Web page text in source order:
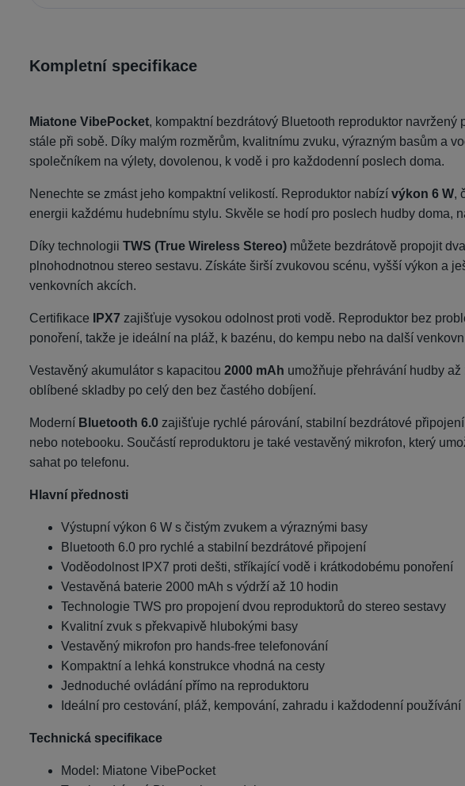
Kompletní specifikace
Miatone VibePocket, kompaktní bezdrátový Bluetooth reproduktor
stále při sobě. Díky malým rozměrům, kvalitnímu zvuku, výrazným basům a
společníkem na výlety, dovolenou, k vodě i pro každodenní poslech doma.
Nenechte se zmást jeho kompaktní velikostí. Reproduktor nabízí výkon 6 W,
energii každému hudebnímu stylu. Skvěle se hodí pro poslech hudby doma,
Díky technologii TWS (True Wireless Stereo) můžete bezdrátově propojit
plnohodnotnou stereo sestavu. Získáte širší zvukovou scénu, vyšší výkon a
venkovních akcích.
Certifikace IPX7 zajišťuje vysokou odolnost proti vodě. Reproduktor bez
ponoření, takže je ideální na pláž, k bazénu, do kempu nebo na další
Vestavěný akumulátor s kapacitou 2000 mAh umožňuje přehrávání hudby až
oblíbené skladby po celý den bez častého dobíjení.
Moderní Bluetooth 6.0 zajišťuje rychlé párování, stabilní bezdrátové
nebo notebooku. Součástí reproduktoru je také vestavěný mikrofon, který
sahat po telefonu.
Hlavní přednosti
Výstupní výkon 6 W s čistým zvukem a výraznými basy
Bluetooth 6.0 pro rychlé a stabilní bezdrátové připojení
Voděodolnost IPX7 proti dešti, stříkající vodě i krátkodobému ponoření
Vestavěná baterie 2000 mAh s výdrží až 10 hodin
Technologie TWS pro propojení dvou reproduktorů do stereo sestavy
Kvalitní zvuk s překvapivě hlubokými basy
Vestavěný mikrofon pro hands-free telefonování
Kompaktní a lehká konstrukce vhodná na cesty
Jednoduché ovládání přímo na reproduktoru
Ideální pro cestování, pláž, kempování, zahradu i každodenní používání
Technická specifikace
Model: Miatone VibePocket